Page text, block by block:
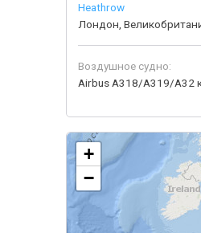
Heathrow
Лондон,
Воздушное судно:
Airbus A318/A319/A32
+
−